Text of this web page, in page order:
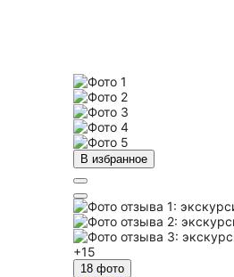
В избранное
+15
18 фото